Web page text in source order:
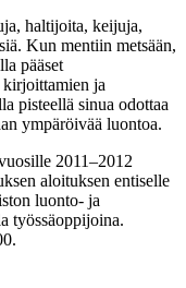
haltijoita, keijuja,
Kun mentiin metsään,
pääset
ja
pisteellä sinua odottaa
ympäröivää luontoa.
2011–2012
aloituksen entiselle
luonto- ja
työssäoppijoina.